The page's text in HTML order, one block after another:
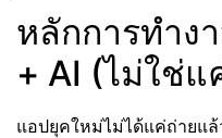
หลักการทำง
+ AI (ไม่ใช่แ
แอปยุคใหม่ไม่ได้แค่ถ่ายแ